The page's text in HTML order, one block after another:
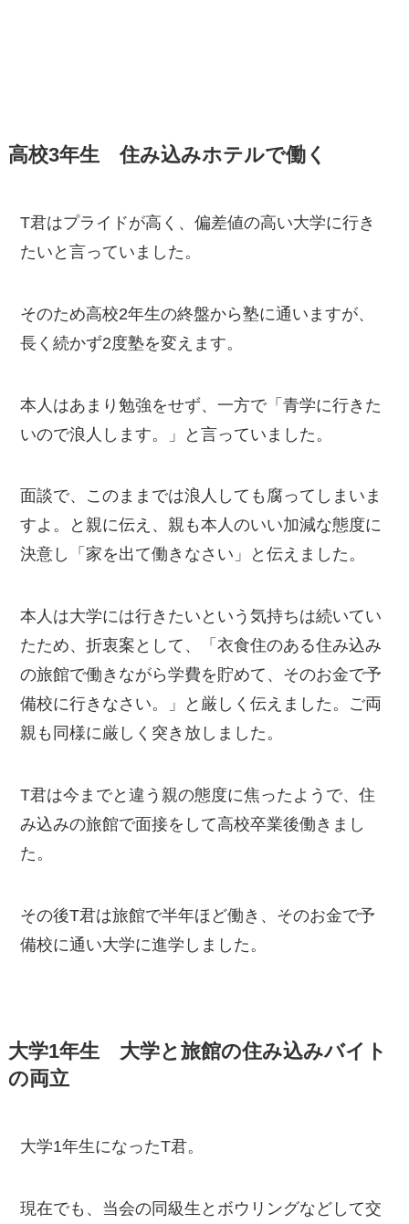
高校3年生 住み込みホテルで働く
T君はプライドが高く、偏差値の高い大学に行き
たいと言っていました。
そのため高校2年生の終盤から塾に通いますが、
長く続かず2度塾を変えます。
本人はあまり勉強をせず、一方で「青学に行きた
いので浪人します。」と言っていました。
面談で、このままでは浪人しても腐ってしまいま
すよ。と親に伝え、親も本人のいい加減な態度に
決意し「家を出て働きなさい」と伝えました。
本人は大学には行きたいという気持ちは続いてい
たため、折衷案として、「衣食住のある住み込み
の旅館で働きながら学費を貯めて、そのお金で予
備校に行きなさい。」と厳しく伝えました。ご両
親も同様に厳しく突き放しました。
T君は今までと違う親の態度に焦ったようで、住
み込みの旅館で面接をして高校卒業後働きまし
た。
その後T君は旅館で半年ほど働き、そのお金で予
備校に通い大学に進学しました。
大学1年生 大学と旅館の住み込みバイト
の両立
大学1年生になったT君。
現在でも、当会の同級生とボウリングなどして交